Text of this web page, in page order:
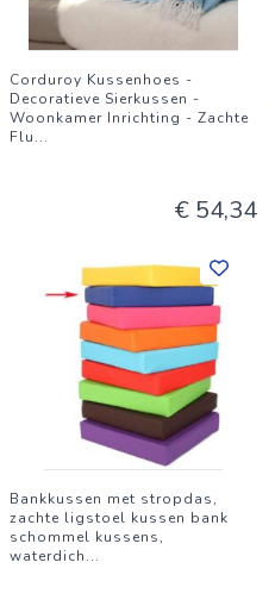
Corduroy Kussenhoes -
Decoratieve Sierkussen -
Woonkamer Inrichting - Zachte
Flu...
€ 54,34
Bankkussen met stropdas,
zachte ligstoel kussen bank
schommel kussens,
waterdich...